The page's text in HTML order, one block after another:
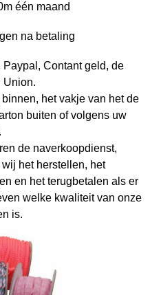
één maand
na betaling
Paypal, Contant geld, de
Union.
het vakje van het de
buiten of volgens uw
de naverkoopdienst,
wij het herstellen, het
en het terugbetalen als er
welke kwaliteit van onze
is.